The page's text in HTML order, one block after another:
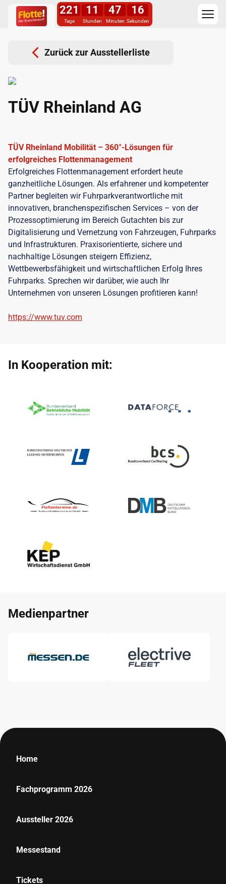
221
Tage
11
Stunden
47
Minuten
16
Sekunden
Zurück zur Ausstellerliste
TÜV Rheinland AG
TÜV Rheinland Mobilität – 360°-Lösungen für
erfolgreiches Flottenmanagement
Erfolgreiches Flottenmanagement erfordert heute
ganzheitliche Lösungen. Als erfahrener und kompetenter
Partner begleiten wir Fuhrparkverantwortliche mit
innovativen, branchenspezifischen Services – von der
Prozessoptimierung im Bereich Gutachten bis zur
Digitalisierung und Vernetzung von Fahrzeugen, Fuhrparks
und Infrastrukturen. Praxisorientierte, sichere und
nachhaltige Lösungen steigern Effizienz,
Wettbewerbsfähigkeit und wirtschaftlichen Erfolg Ihres
Fuhrparks. Sprechen wir darüber, wie auch Ihr
Unternehmen von unseren Lösungen profitieren kann!
https://www.tuv.com
In Kooperation mit:
Medienpartner
Home
Fachprogramm 2026
Aussteller 2026
Messestand
Tickets